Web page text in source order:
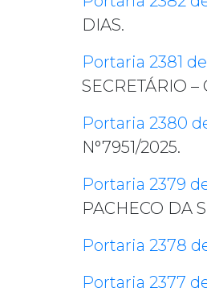
DIAS.
Portaria 2381
SECRETÁRIO
Portaria 2380
N°7951/2025.
Portaria 2379
PACHECO DA
Portaria 2378
Portaria 2377